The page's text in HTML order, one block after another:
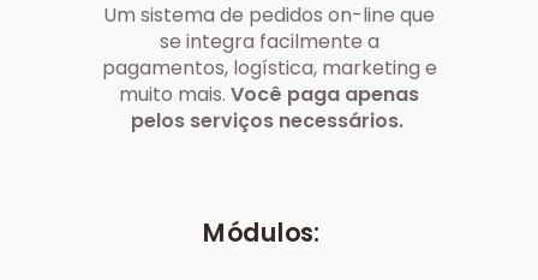
Um sistema de pedidos on-line que
se integra facilmente a
pagamentos, logística, marketing e
muito mais. Você paga apenas
pelos serviços necessários.
Módulos: